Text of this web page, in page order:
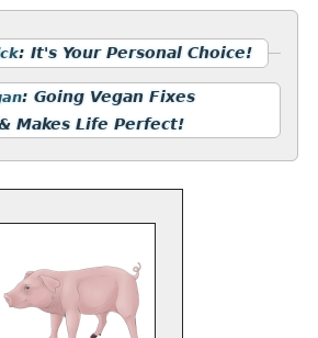
:It's Your Personal Choice!
:Going Vegan Fixes
Makes Life Perfect!